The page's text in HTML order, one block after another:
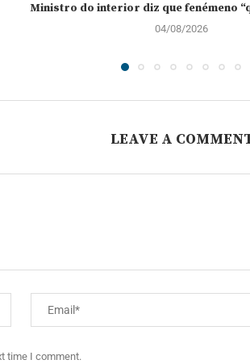
Ministro do interior diz que fenémeno
04/08/2026
LEAVE A
time I comment.